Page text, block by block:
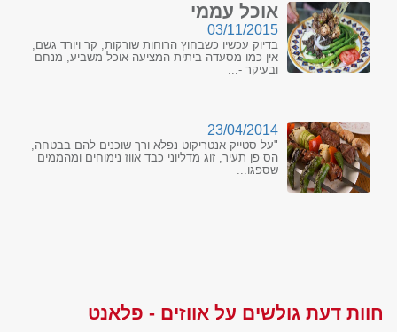
אוכל עממי
03/11/2015
בדיוק עכשיו כשבחוץ הרוחות שורקות, קר ויורד גשם,
אין כמו מסעדה ביתית המציעה אוכל משביע, מנחם
ובעיקר -...
23/04/2014
"על סטייק אנטריקוט נפלא ורך שוכנים להם בבטחה,
הס פן תעיר, זוג מדליוני כבד אווז נימוחים ומהממים
שספגו...
חוות דעת גולשים על אווזים - פלאנט